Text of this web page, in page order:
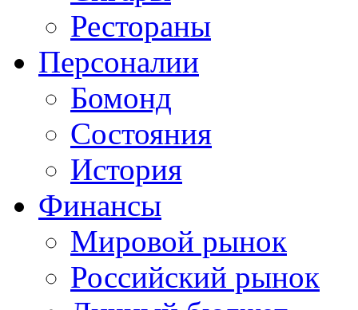
Рестораны
Персоналии
Бомонд
Состояния
История
Финансы
Мировой рынок
Российский рынок